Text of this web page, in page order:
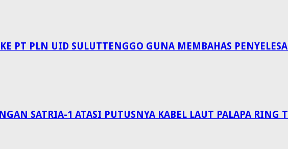
PT PLN UID SULUTTENGGO GUNA MEMBAHAS
SATRIA-1 ATASI PUTUSNYA KABEL LAUT PALAPA RING